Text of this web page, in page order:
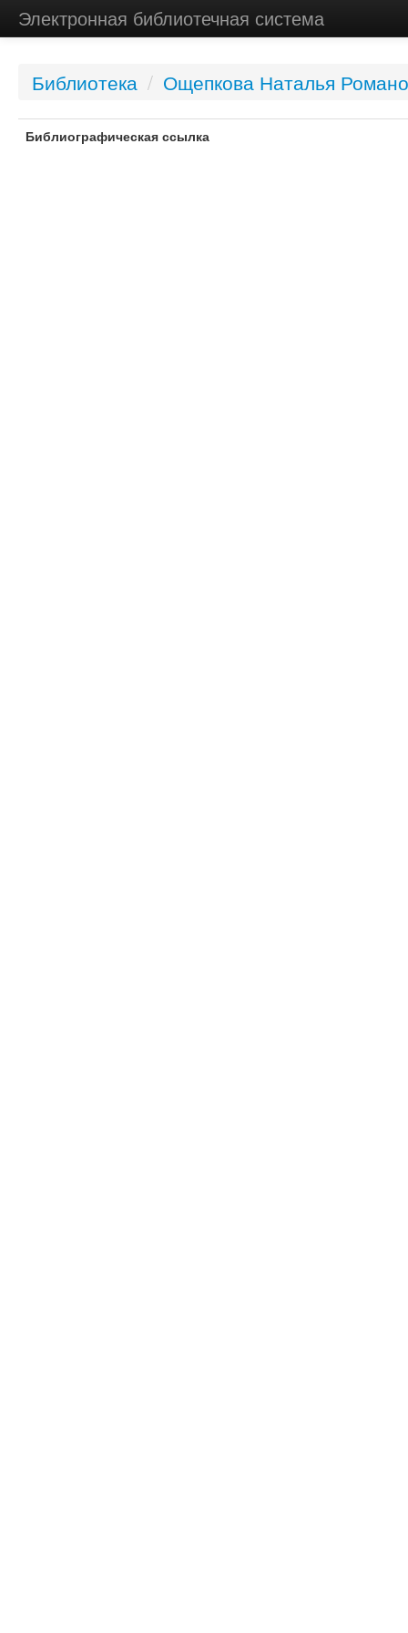
Электронная библиотечная система
Библиотека / Ощепкова Наталья
Библиографическая ссылка